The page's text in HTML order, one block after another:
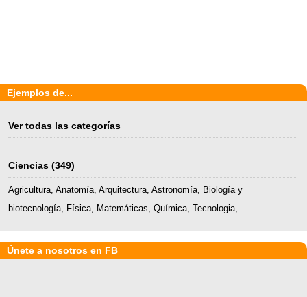
Ejemplos de...
Ver todas las categorías
Ciencias (349)
Agricultura, Anatomía, Arquitectura, Astronomía, Biología y
biotecnología, Física, Matemáticas, Química, Tecnologia,
Únete a nosotros en FB